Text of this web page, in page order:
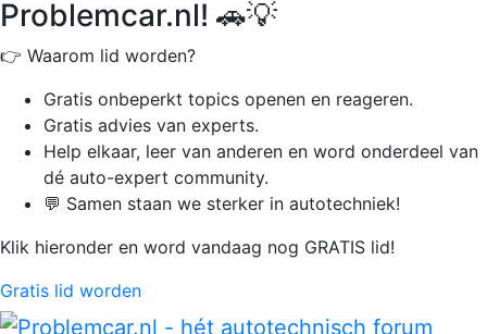
Problemcar.nl! 🚗💡
👉 Waarom lid worden?
Gratis onbeperkt topics openen en reageren.
Gratis advies van experts.
Help elkaar, leer van anderen en word onderdeel van
dé auto-expert community.
💬 Samen staan we sterker in autotechniek!
Klik hieronder en word vandaag nog GRATIS lid!
Gratis lid worden